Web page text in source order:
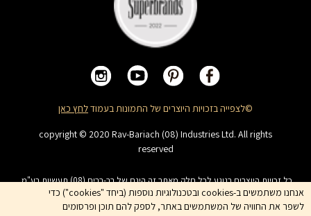
©לצפייה בזכויות היוצרים של התמונות בעמודלחץ כאן
copyright © 2020 Rav-Bariach (08) Industries Ltd. All rights
reserved
כל זכויות היוצרים בנוגע לכל חלק מאתר זה הינם של רב-בריח (08) תעשיות בע"מ.
האתר מיועד לצפייה בלבד. העתקה, הפצה, שיכפול, פרסום, הצגה, שידור, שינוי, ביצוע
יצירות נגזרות בתוכן המופיע באתר אסור. שמות המוצרים, החברות, השירותים הינם
אנחנו משתמשים ב-cookies ובטכנולוגיות נוספות (ביחד "cookies") כדי
לשפר את החוויה של המשתמשים באתר, לספק להם תוכן ופרסומים